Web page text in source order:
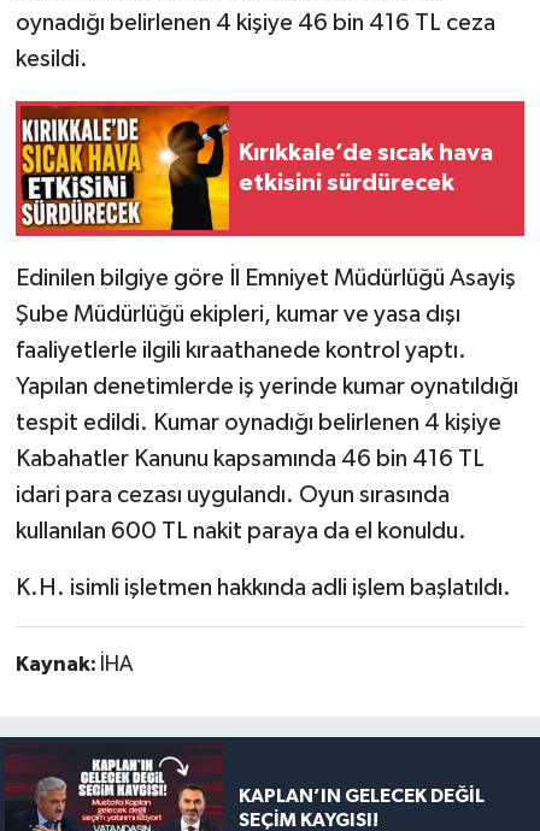
oynadığı belirlenen 4 kişiye 46 bin 416 TL ceza
kesildi.
Kırıkkale’de sıcak hava
etkisini sürdürecek
Edinilen bilgiye göre İl Emniyet Müdürlüğü Asayiş
Şube Müdürlüğü ekipleri, kumar ve yasa dışı
faaliyetlerle ilgili kıraathanede kontrol yaptı.
Yapılan denetimlerde iş yerinde kumar oynatıldığı
tespit edildi. Kumar oynadığı belirlenen 4 kişiye
Kabahatler Kanunu kapsamında 46 bin 416 TL
idari para cezası uygulandı. Oyun sırasında
kullanılan 600 TL nakit paraya da el konuldu.
K.H. isimli işletmen hakkında adli işlem başlatıldı.
Kaynak: İHA
KAPLAN’IN GELECEK DEĞİL
SEÇİM KAYGISI!